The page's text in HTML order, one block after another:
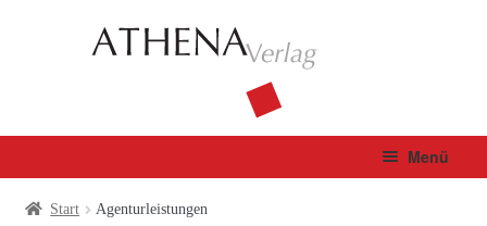
Menü
Start Agenturleistungen